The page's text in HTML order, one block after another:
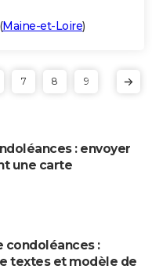
(Maine-et-Loire)
7 8 9
: envoyer
une carte
condoléances :
textes et modèle de